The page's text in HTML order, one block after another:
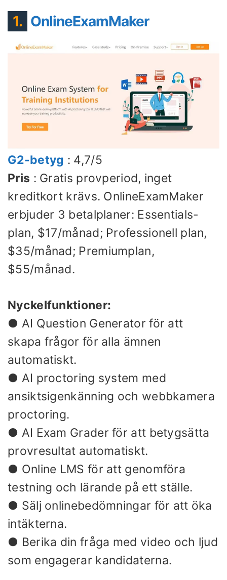
1. OnlineExamMaker
G2-betyg : 4,7/5
Pris : Gratis provperiod, inget
kreditkort krävs. OnlineExamMaker
erbjuder 3 betalplaner: Essentials-
plan, $17/månad; Professionell plan,
$35/månad; Premiumplan,
$55/månad.
Nyckelfunktioner:
● AI Question Generator för att
skapa frågor för alla ämnen
automatiskt.
● AI proctoring system med
ansiktsigenkänning och webbkamera
proctoring.
● AI Exam Grader för att betygsätta
provresultat automatiskt.
● Online LMS för att genomföra
testning och lärande på ett ställe.
● Sälj onlinebedömningar för att öka
intäkterna.
● Berika din fråga med video och ljud
som engagerar kandidaterna.